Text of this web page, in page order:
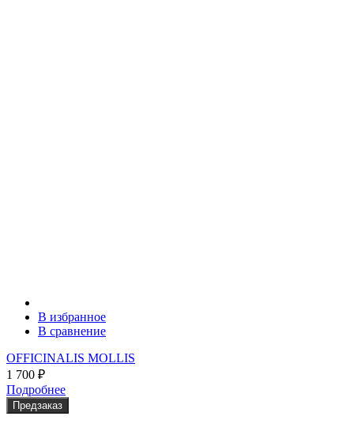
В избранное
В сравнение
OFFICINALIS MOLLIS
1 700 ₽
Подробнее
Предзаказ